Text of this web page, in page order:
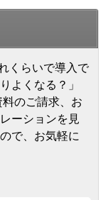
くらいで導入で
よくなる？」
のご請求、お
ーションを見
で、お気軽に